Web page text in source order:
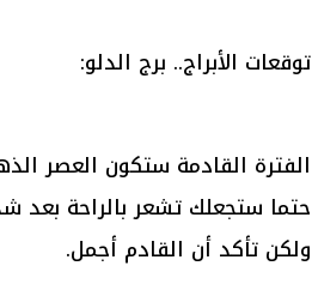
توقعات الأبراج.. برج الدلو:
الفترة القادمة ستكون العصر
حتما ستجعلك تشعر بالراحة بعد
ولكن تأكد أن القادم أجمل.